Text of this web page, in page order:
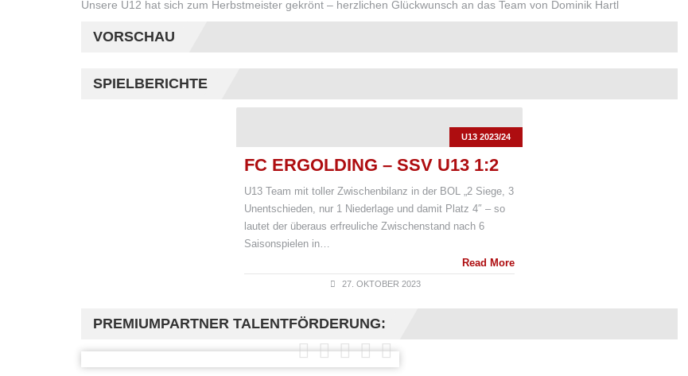
Unsere U12 hat sich zum Herbstmeister gekrönt – herzlichen Glückwunsch an das Team von Dominik Hartl
VORSCHAU
SPIELBERICHTE
U13 2023/24
FC ERGOLDING – SSV U13 1:2
U13 Team mit toller Zwischenbilanz in der BOL „2 Siege, 3
Unentschieden, nur 1 Niederlage und damit Platz 4″ – so
lautet der überaus erfreuliche Zwischenstand nach 6
Saisonspielen in…
Read More
27. OKTOBER 2023
PREMIUMPARTNER TALENTFÖRDERUNG: